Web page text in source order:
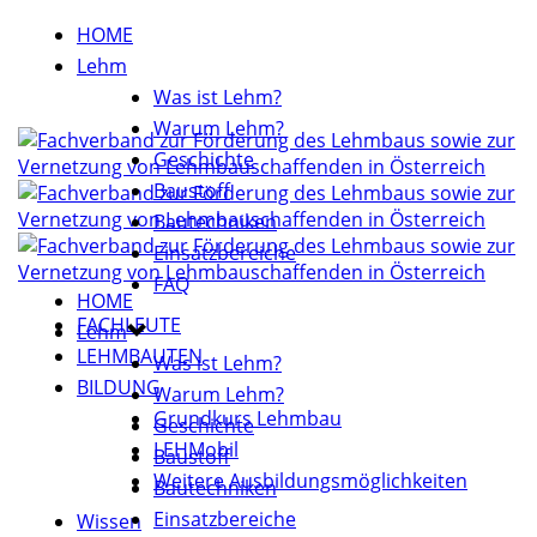
HOME
Lehm
Was ist Lehm?
Warum Lehm?
Geschichte
Baustoff
Bautechniken
Einsatzbereiche
FAQ
FACHLEUTE
LEHMBAUTEN
BILDUNG
Grundkurs Lehmbau
LEHMobil
Weitere Ausbildungsmöglichkeiten
Wissen
HOME
Lehm
Was ist Lehm?
Warum Lehm?
Geschichte
Baustoff
Bautechniken
Einsatzbereiche